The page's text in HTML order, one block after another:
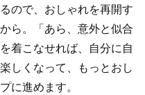
ので、おしゃれを再開す
ら。「あら、意外と似合
着こなせれば、自分に自
しくなって、もっとおし
に進めます。